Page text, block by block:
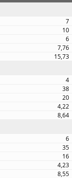
7
10
6
7,76
15,73
4
38
20
4,22
8,64
6
35
16
4,23
8,55